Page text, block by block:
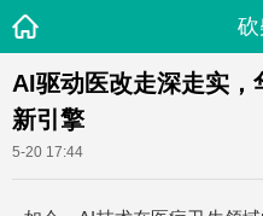
砍
AI驱动医改走深走实
新引擎
5-20 17:44